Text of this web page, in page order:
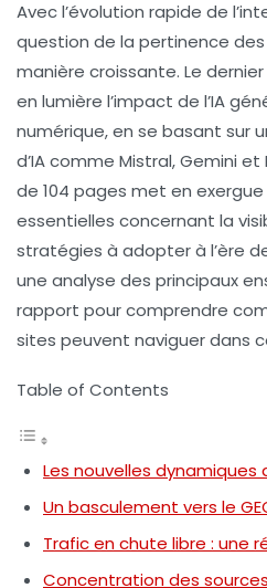
Avec l’évolution rapide de
question de la pertinence
manière croissante. Le
en lumière l’impact de l’IA
numérique, en se basant sur
d’IA comme Mistral, Gemini
de 104 pages met en
essentielles concernant la
stratégies à adopter à l’ère
une analyse des principaux
rapport pour comprendre
sites peuvent naviguer dans
Table of Contents
Les nouvelles dynamiques
Un basculement vers le
Trafic en chute libre : une
Concentration des